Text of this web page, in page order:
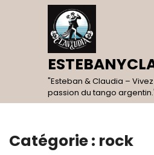
"Esteban & Claudia –
passion du tango
Catégorie : rock